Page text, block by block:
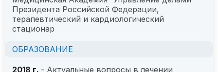
Президента Российской Федерации,
терапевтический и кардиологический
стационар
ОБРАЗОВАНИЕ
2018 г. - Актуальные вопросы в лечении